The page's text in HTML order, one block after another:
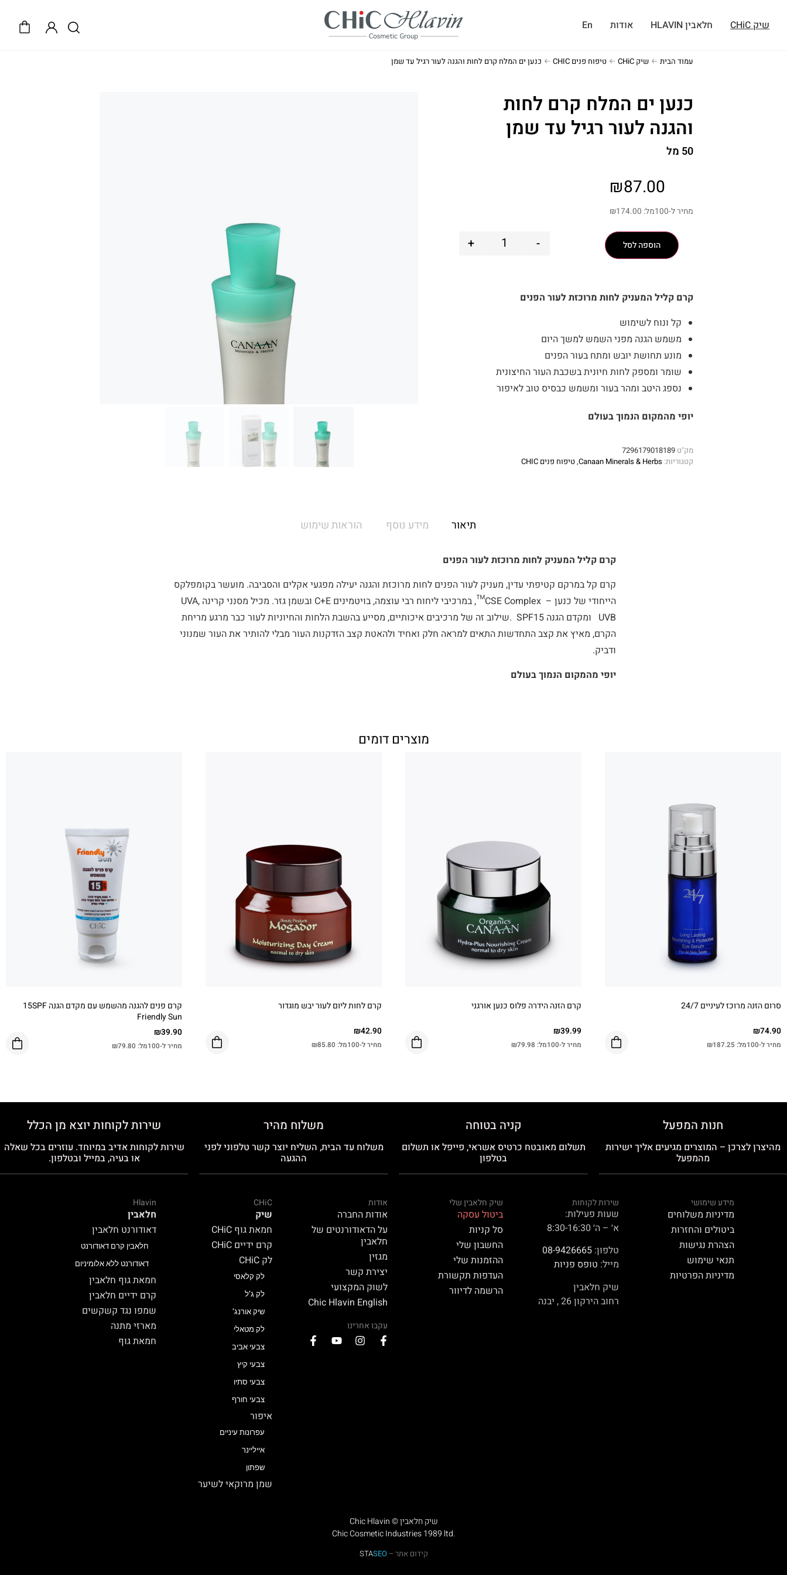
שיק CHiC חלאבין HLAVIN אודות En
עמוד הבית שיק CHiC טיפוח פנים CHIC כנען ים המלח קרם לחות והגנה לעור רגיל עד שמן
כנען ים המלח קרם לחות
והגנה לעור רגיל עד שמן
50 מל
₪87.00
מחיר ל-100מל: ₪174.00
-
+ הוספה לסל
קרם קליל המעניק לחות מרוכזת לעור הפנים
קל ונוח לשימוש
משמש הגנה מפני השמש למשך היום
מונע תחושת יובש ומתח בעור הפנים
שומר ומספק לחות חיונית בשכבת העור החיצונית
נספג היטב ומהר בעור ומשמש כבסיס טוב לאיפור
יופי מהמקום הנמוך בעולם
מק"ט 7296179018189
קטגוריות: Canaan Minerals & Herbs
,טיפוח פנים CHIC
תיאור מידע נוסף הוראות שימוש
קרם קליל המעניק לחות מרוכזת לעור הפנים
קרם קל במרקם קטיפתי עדין, מעניק לעור הפנים לחות מרוכזת והגנה יעילה מפגעי אקלים והסביבה. מועשר בקומפלקס
הייחודי של כנען – CSE Complex™, במרכיבי ליחוח רבי עוצמה, בויטמינים C+E ובשמן גזר. מכיל מסנני קרינה UVA,
UVB ומקדם הגנה SPF15 .שילוב זה של מרכיבים איכותיים, מסייע בהשבת הלחות והחיוניות לעור כבר מרגע מריחת
הקרם, מאיץ את קצב התחדשות התאים למראה חלק ואחיד ולהאטת קצב הזדקנות העור מבלי להותיר את העור שמנוני
ודביק.
יופי מהמקום הנמוך בעולם
מוצרים דומים
סרום הזנה מרוכז לעיניים 24/7
₪74.90
מחיר ל-100מל: ₪187.25
קרם הזנה הידרה פלוס כנען אורגני
₪39.99
מחיר ל-100מל: ₪79.98
קרם לחות ליום לעור יבש מוגדור
₪42.90
מחיר ל-100מל: ₪85.80
קרם פנים להגנה מהשמש עם מקדם הגנה 15SPF
Friendly Sun
₪39.90
מחיר ל-100מל: ₪79.80
חנות המפעל
מהיצרן לצרכן – המוצרים מגיעים אליך ישירות
מהמפעל
קניה בטוחה
תשלום מאובטח כרטיס אשראי, פייפל או תשלום
בטלפון
משלוח מהיר
משלוח עד הבית, השליח יוצר קשר טלפוני לפני
ההגעה
שירות לקוחות יוצא מן הכלל
שירות לקוחות אדיב במיוחד. עוזרים בכל שאלה
או בעיה, במייל ובטלפון.
מידע שימושי
מדיניות משלוחים
ביטולים והחזרות
הצהרת נגישות
תנאי שימוש
מדיניות הפרטיות
שירות לקוחות
שעות פעילות:
א׳ – ה׳ 8:30-16:30
טלפון:08-9426665
מייל: טופס פניות
שיק חלאבין
רחוב הירקון 26 , יבנה
שיק חלאבין שלי
ביטול עסקה
סל קניות
החשבון שלי
ההזמנות שלי
העדפות תקשורת
הרשמה לדיוור
אודות
אודות החברה
על הדאודורנטים של
חלאבין
מגזין
יצירת קשר
לשוק המקצועי
Chic Hlavin English
עקבו אחרינו
CHiC
שיק
חמאת גוף CHiC
קרם ידיים CHiC
לק CHiC
לק קלאסי
לק ג’ל
שיק אורנג’
לק מטאלי
צבעי אביב
צבעי קיץ
צבעי סתיו
צבעי חורף
איפור
עפרונות עיניים
אייליינר
שפתון
שמן מרוקאי לשיער
Hlavin
חלאבין
דאודורנט חלאבין
חלאבין קרם דאודורנט
דאודורנט ללא אלומיניום
חמאת גוף חלאבין
קרם ידיים חלאבין
שמפו נגד קשקשים
מארזי מתנה
חמאת גוף
Chic Hlavin © שיק חלאבין
Chic Cosmetic Industries 1989 ltd.
קידום אתר – STASEO